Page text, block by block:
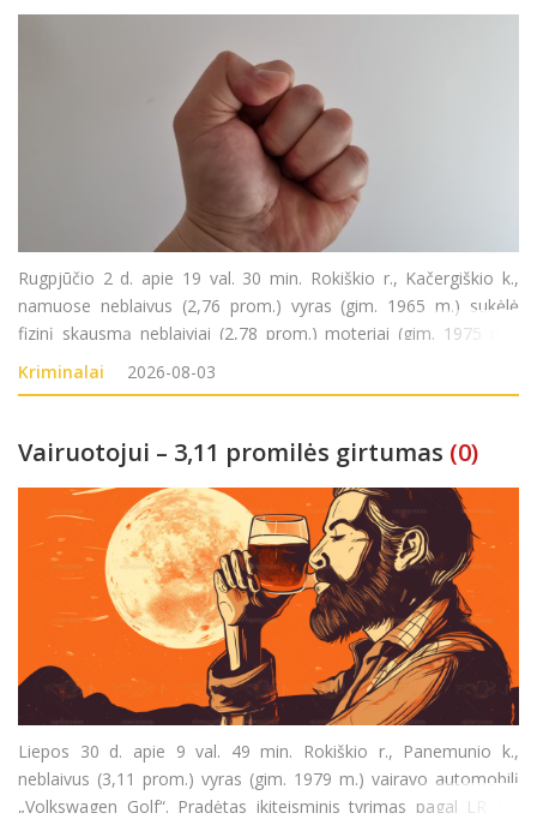
Rugpjūčio 2 d. apie 19 val. 30 min. Rokiškio r., Kačergiškio k.,
namuose neblaivus (2,76 prom.) vyras (gim. 1965 m.) sukėlė
fizinį skausmą neblaiviai (2,78 prom.) moteriai (gim. 1975 m.).
Nusikalstamos veikos padarymu įtariamas vyras sulaikytas.
Pradėtas ikiteisminis tyrimas pagal LR
Kriminalai 2026-08-03
Vairuotojui – 3,11 promilės girtumas (0)
Liepos 30 d. apie 9 val. 49 min. Rokiškio r., Panemunio k.,
neblaivus (3,11 prom.) vyras (gim. 1979 m.) vairavo automobilį
„Volkswagen Golf“. Pradėtas ikiteisminis tyrimas pagal LR BK